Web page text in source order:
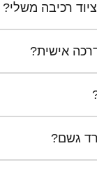
רכיבה משלי?
אישית?
גשם?